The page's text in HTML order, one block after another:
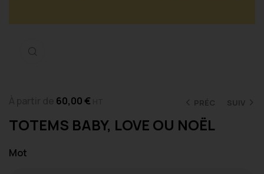
PRÉC SUIV
60,00€
TOTEMS BABY, LOVE OU NOËL
Mot